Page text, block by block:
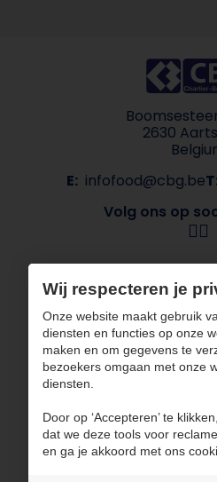
2630
E: infofood@cbg.be
Volg ons op
Over CBG
Sectoren
ESG
CBG werkt met
Wij respecteren je
Onze website maakt gebruik
diensten en functies op onze
maken en om gegevens te
bezoekers omgaan met onze
diensten.
Door op ‘Accepteren’ te
dat we deze tools voor
en ga je akkoord met ons